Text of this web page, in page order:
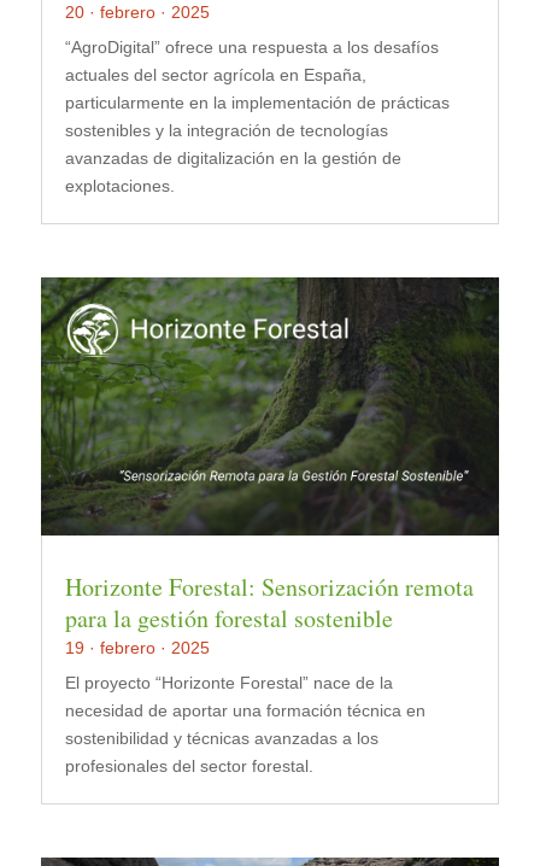
20 · febrero · 2025
“AgroDigital” ofrece una respuesta a los desafíos
actuales del sector agrícola en España,
particularmente en la implementación de prácticas
sostenibles y la integración de tecnologías
avanzadas de digitalización en la gestión de
explotaciones.
Horizonte Forestal: Sensorización remota
para la gestión forestal sostenible
19 · febrero · 2025
El proyecto “Horizonte Forestal” nace de la
necesidad de aportar una formación técnica en
sostenibilidad y técnicas avanzadas a los
profesionales del sector forestal.